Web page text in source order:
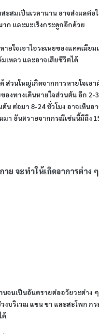
ะสมเป็นเวลานาน อาจส่งผลต่
าก และมะเร็งกระดูกอีกด้วย
ยใจเอาไอระเหยของแคดเมีย
เหลว และอาจเสียชีวิตได้
วนใหญ่เกิดจากการหายใจเอ
งทางเดินหายใจส่วนต้น อีก
ต่อมา 8-24 ชั่วโมง อาจเห็น
มา อันตรายจากกรณีเช่นนี้มีถึ
ย จะทำให้เกิดอาการต่าง
จนเป็นอันตรายต่ออวัยวะต่าง
บริเวณ แขน ขา และสะโพก ก
ด้